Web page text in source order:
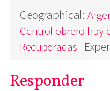
Geographical:
Control obrero hoy
Recuperadas
Responder